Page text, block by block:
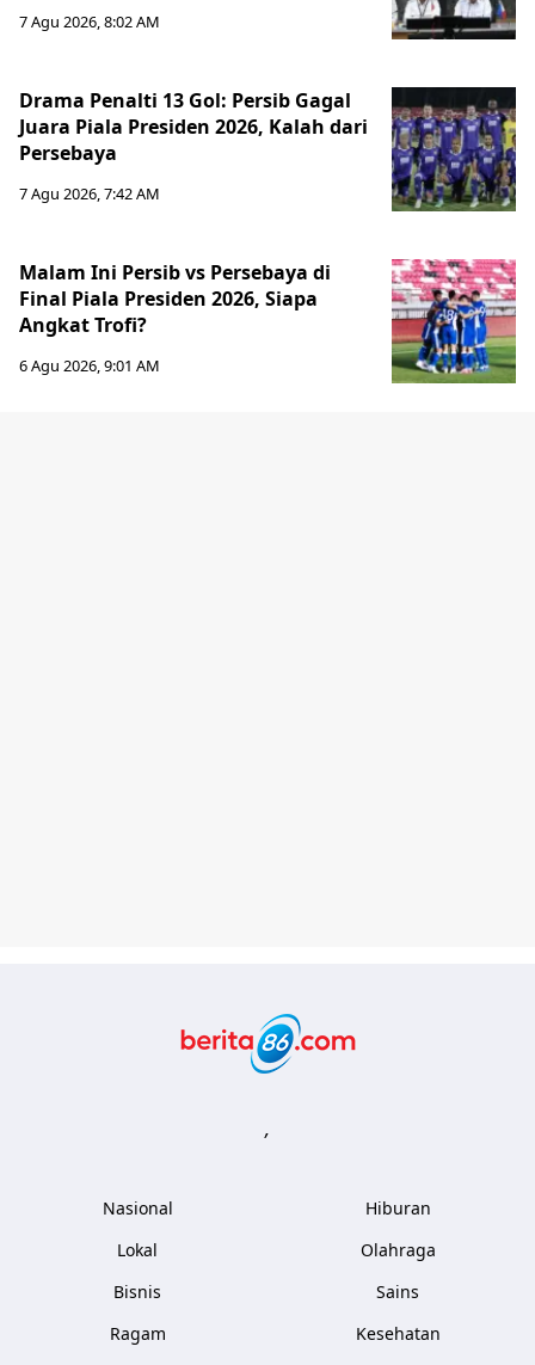
7 Agu 2026, 8:02 AM
Drama Penalti 13 Gol: Persib Gagal
Juara Piala Presiden 2026, Kalah dari
Persebaya
7 Agu 2026, 7:42 AM
Malam Ini Persib vs Persebaya di
Final Piala Presiden 2026, Siapa
Angkat Trofi?
6 Agu 2026, 9:01 AM
,
Nasional
Lokal
Bisnis
Ragam
Hiburan
Olahraga
Sains
Kesehatan